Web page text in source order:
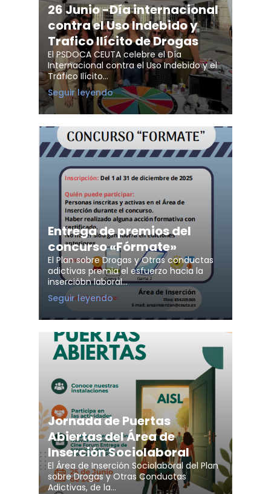
26 Junio -Día internacional
contra el Uso Indebido y
Trafico Ilícito de Drogas
El PSDOCA CEUTA celebre el Día
Internacional contra el Uso Indebido y el
Tráfico Ilícito…
Seguir leyendo26
Junio
-
internacional
contra
el
Uso
Indebido
y
Ilícito
de
Drogas
Entrega de premios del
concurso «Fórmate»
El Plan sobre Drogas y Otras conductas
adictivas premia el esfuerzo hacia la
insercióbn laboral…
Seguir leyendoEntrega
premios
concurso
«Fórmate»
Jornada de Puertas
Abiertas del Área de
Inserción Sociolaboral
El Área de Inserción Sociolaboral del Plan
sobre Drogas y Otras Conductas
Adictivas, de la…